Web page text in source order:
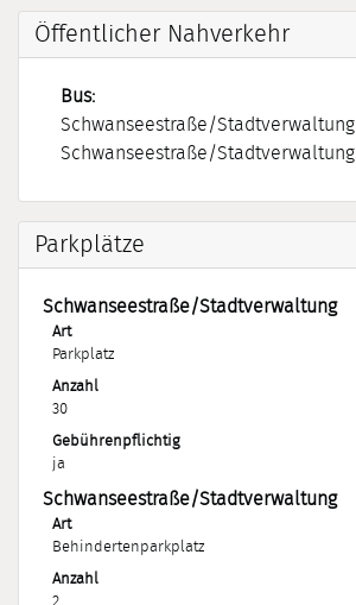
Öffentlicher Nahverkehr
Bus:
Schwanseestraße/Stadtverwaltung
Schwanseestraße/Stadtverwaltung
Parkplätze
Schwanseestraße/Stadtverwaltung
Art
Parkplatz
Anzahl
30
Gebührenpflichtig
ja
Schwanseestraße/Stadtverwaltung
Art
Behindertenparkplatz
Anzahl